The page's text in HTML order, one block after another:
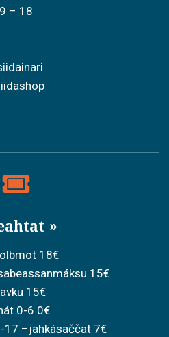
9 – 18
18€
15€
15€
0-6 0€
17 –jahkásaččat 7€